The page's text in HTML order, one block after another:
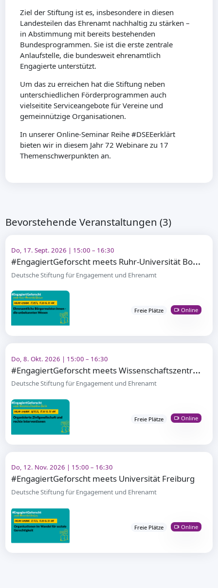
Ziel der Stiftung ist es, insbesondere in diesen
Landesteilen das Ehrenamt nachhaltig zu stärken –
in Abstimmung mit bereits bestehenden
Bundesprogrammen. Sie ist die erste zentrale
Anlaufstelle, die bundesweit ehrenamtlich
Engagierte unterstützt.
Um das zu erreichen hat die Stiftung neben
unterschiedlichen Förderprogrammen auch
vielseitite Serviceangebote für Vereine und
gemeinnützige Organisationen.
In unserer Online-Seminar Reihe #DSEEerklärt
bieten wir in diesem Jahr 72 Webinare zu 17
Themenschwerpunkten an.
Bevorstehende Veranstaltungen (3)
Do, 17. Sept. 2026 | 15:00 – 16:30
#
EngagiertGeforscht meets Ruhr-Universität Bochum
Deutsche Stiftung für Engagement und Ehrenamt
Freie Plätze Online
Do, 8. Okt. 2026 | 15:00 – 16:30
#
EngagiertGeforscht meets Wissenschaftszentrum Berlin
Deutsche Stiftung für Engagement und Ehrenamt
Freie Plätze Online
Do, 12. Nov. 2026 | 15:00 – 16:30
#EngagiertGeforscht meets Universität Freiburg
Deutsche Stiftung für Engagement und Ehrenamt
Freie Plätze Online